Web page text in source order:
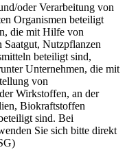
oder Verarbeitung von
Organismen beteiligt
die mit Hilfe von
Nutzpflanzen
beteiligt sind,
Unternehmen, die mit
von
Wirkstoffen, an der
Biokraftstoffen
sind. Bei
Sie sich bitte direkt